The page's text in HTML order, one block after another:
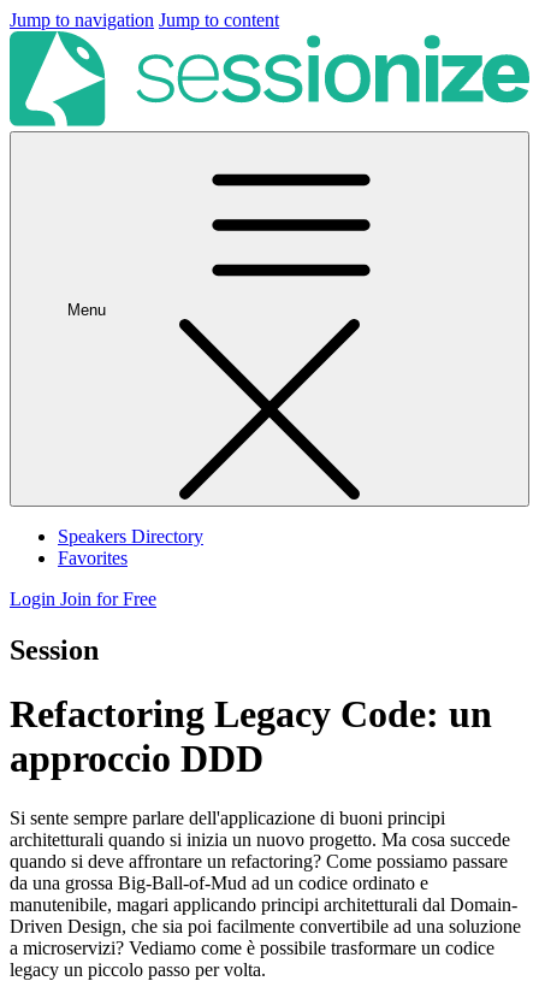
Jump to navigation Jump to content
Menu
Speakers Directory
Favorites
Login Join for Free
Session
Refactoring Legacy Code: un
approccio DDD
Si sente sempre parlare dell'applicazione di buoni principi
architetturali quando si inizia un nuovo progetto. Ma cosa succede
quando si deve affrontare un refactoring? Come possiamo passare
da una grossa Big-Ball-of-Mud ad un codice ordinato e
manutenibile, magari applicando principi architetturali dal Domain-
Driven Design, che sia poi facilmente convertibile ad una soluzione
a microservizi? Vediamo come è possibile trasformare un codice
legacy un piccolo passo per volta.